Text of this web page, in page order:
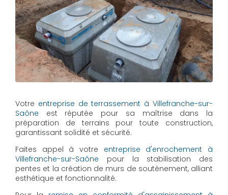
Votre entreprise de terrassement à Villefranche-sur-
Saône est réputée pour sa maîtrise dans la
préparation de terrains pour toute construction,
garantissant solidité et sécurité.
Faites appel à votre entreprise d'enrochement à
Villefranche-sur-Saône pour la stabilisation des
pentes et la création de murs de soutènement, alliant
esthétique et fonctionnalité.